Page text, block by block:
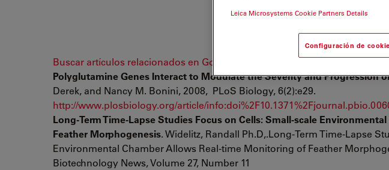
Buscar artículos relacionados en Google Scholar
Polyglutamine Genes Interact to Modulate the Severity and Progression
Derek, and Nancy M. Bonini, 2008, PLoS Biology, 6(2):e29.
http://www.plosbiology.org/article/
Long-Term Time-Lapse Studies Focus on Cells: Small-scale
Feather Morphogenesis. Widelitz, Randall Ph.D,.Long-Term Time-Lapse
Environmental Chamber Allows Real-time Monitoring of Feather
Biotechnology News, Volume 27, Number 11
Leica Microsystems Cookie Partners Details
Configuración de